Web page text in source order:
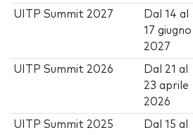
UITP Summit 2027 Dal14 al
17 giugno
2027
UITP Summit 2026 Dal 21 al
23 aprile
2026
UITP Summit 2025 Dal15 al